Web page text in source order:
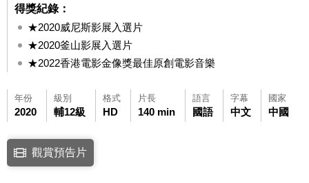
得獎紀錄：
★2020威尼斯影展入選片
★2020釜山影展入選片
★2022香港電影金像獎最佳原創電影音樂
年份
2020
級別
輔12級
格式
HD
片長
140 min
語言
國語
字幕
中文
國家
中國
點擊下列連結開啟視窗後，可使用鍵盤Tab鍵移至影片中央播放鍵，再
連結至Youtube網站觀看此影片(開新視窗)
觀賞預告片